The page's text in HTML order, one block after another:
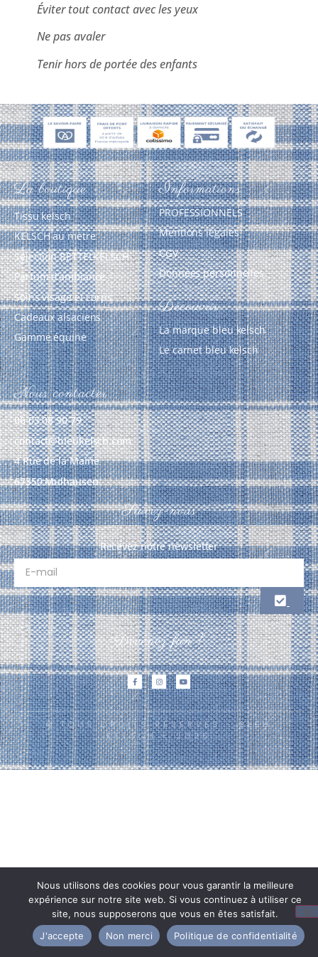
Éviter tout contact avec les yeux
Ne pas avaler
Tenir hors de portée des enfants
La boutique
Tissu kelsch
KELSCH au mètre
Sélection BETTELKELSCH
Parfum d’ambiance
Soins visage et corps
Cadeaux alsaciens
Gamme équine
Informations
PROFESSIONNELS
Mentions légales
CGV
Données personnelles
Découvrir
La marque bleu kelsch
Le carnet bleu kelsch
Nous contacter
06 03 08 90 79
contact@bleukelsch.com
4 Rue de la Mairie
67350 Mulhausen
Suivez-nous
Recevez notre newsletter
Devenez fan !
© TOUS DROITS RÉSERVÉS - BLEU
KELSCH - 2026
Nous utilisons des cookies pour vous garantir la meilleure
expérience sur notre site web. Si vous continuez à utiliser ce
site, nous supposerons que vous en êtes satisfait.
J'accepte
Non merci Politique de confidentialité